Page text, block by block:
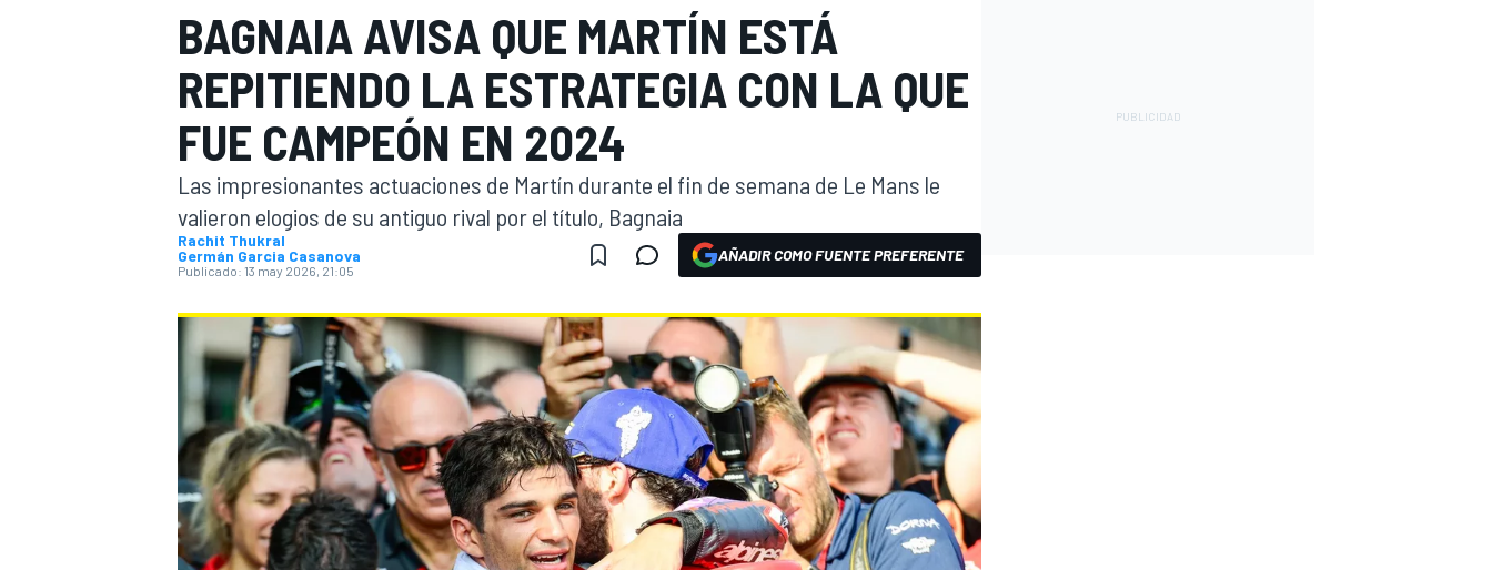
MOTOGP
NASCAR CUP
BAGNAIA AVISA QUE MARTÍN ESTÁ
REPITIENDO LA ESTRATEGIA CON LA QUE
FUE CAMPEÓN EN 2024
Las impresionantes actuaciones de Martín durante el fin de semana de Le Mans le
valieron elogios de su antiguo rival por el título, Bagnaia
Rachit Thukral
Germán Garcia Casanova
Publicado: 13 may 2026, 21:05
AÑADIR COMO FUENTE PREFERENTE